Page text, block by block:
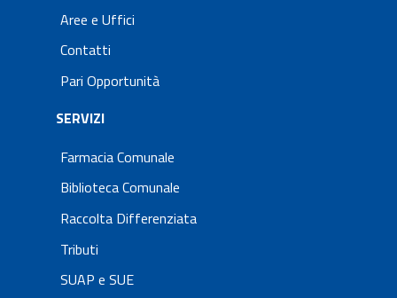
Aree e Uffici
Contatti
Pari Opportunità
SERVIZI
Farmacia Comunale
Biblioteca Comunale
Raccolta Differenziata
Tributi
SUAP e SUE